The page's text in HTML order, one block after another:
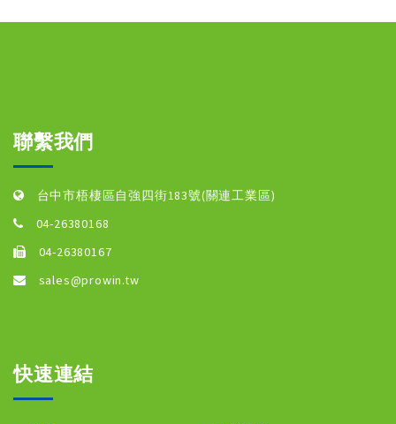
聯繫我們
台中市梧棲區自強四街183號(關連工業區)
04-26380168
04-26380167
sales@prowin.tw
快速連結